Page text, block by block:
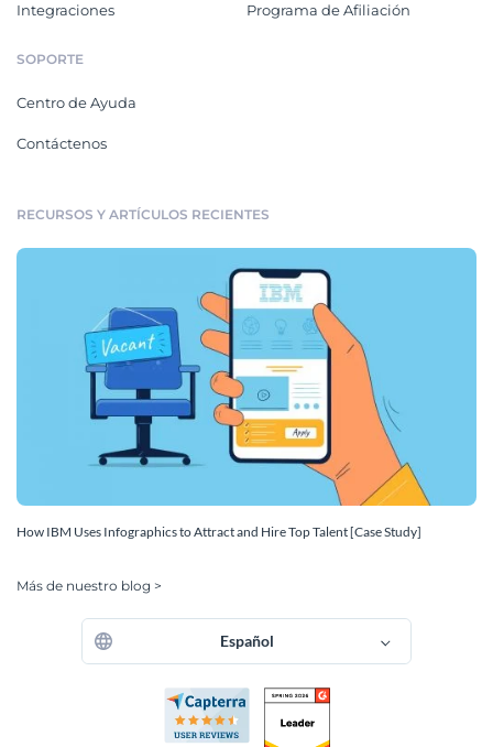
Integraciones Programa de Afiliación
SOPORTE
Centro de Ayuda
Contáctenos
RECURSOS Y ARTÍCULOS RECIENTES
How IBM Uses Infographics to Attract and Hire Top Talent [Case Study]
Más de nuestro blog >
Español